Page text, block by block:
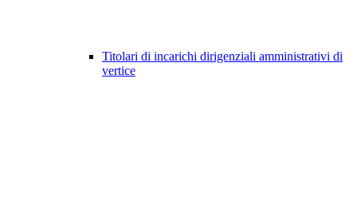
Titolari di incarichi dirigenziali amministrativi di
vertice